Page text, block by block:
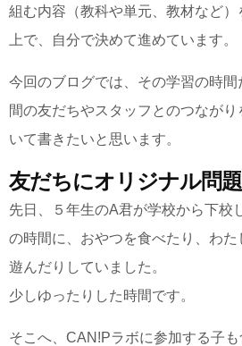
組む内容（教科や単元、教材など
上で、自分で決めて進めています。
今回のブログでは、その学習の時
間の友だちやスタッフとのつなが
いて書きたいと思います。
友だちにオリジナル問
先日、５年生のA君が学校から下校
の時間に、おやつを食べたり、わ
遊んだりしていました。
少しゆったりした時間です。
そこへ、CAN!Pラボに参加する子